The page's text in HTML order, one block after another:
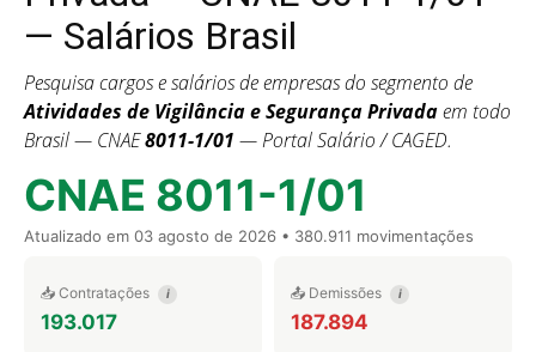
— Salários Brasil
Pesquisa cargos e salários de empresas do segmento de
Atividades de Vigilância e Segurança Privadaem todo
Brasil — CNAE8011-1/01 — Portal Salário / CAGED.
CNAE 8011-1/01
Atualizado em 03 agosto de 2026 • 380.911 movimentações
📥 Contratações i
193.017
📤 Demissões i
187.894